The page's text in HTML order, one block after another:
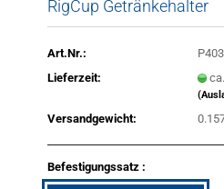
RigCup Getränkehalter
Art.Nr.:
Lieferzeit:
Versandgewicht:
Befestigungssatz :